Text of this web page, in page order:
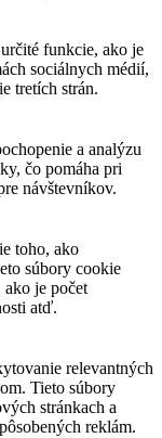
funkcie, ako je
sociálnych médií,
tretích strán.
a analýzu
čo pomáha pri
návštevníkov.
toho, ako
súbory cookie
je počet
atď.
relevantných
Tieto súbory
stránkach a
reklám.